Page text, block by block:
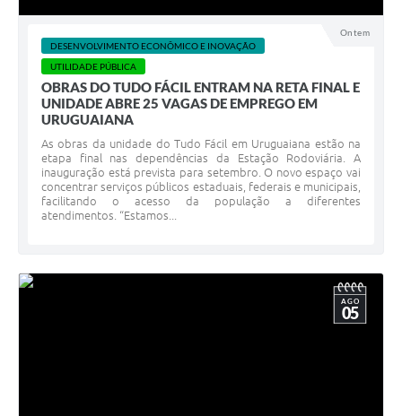
Ontem
DESENVOLVIMENTO ECONÔMICO E INOVAÇÃO
UTILIDADE PÚBLICA
OBRAS DO TUDO FÁCIL ENTRAM NA RETA FINAL E
UNIDADE ABRE 25 VAGAS DE EMPREGO EM
URUGUAIANA
As obras da unidade do Tudo Fácil em Uruguaiana estão na
etapa final nas dependências da Estação Rodoviária. A
inauguração está prevista para setembro. O novo espaço vai
concentrar serviços públicos estaduais, federais e municipais,
facilitando o acesso da população a diferentes
atendimentos. “Estamos...
AGO
05